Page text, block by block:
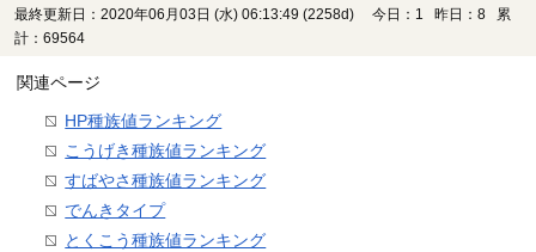
最終更新日：2020年06月03日 (水) 06:13:49 (2258d)
今日：1 昨日：8 累
計：69564
関連ページ
HP種族値ランキング
こうげき種族値ランキング
すばやさ種族値ランキング
でんきタイプ
とくこう種族値ランキング